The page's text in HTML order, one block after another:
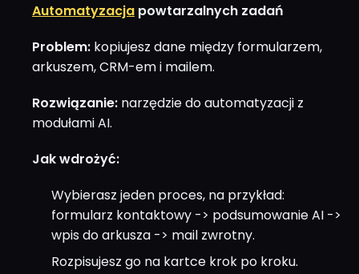
Automatyzacja powtarzalnych zadań
Problem: kopiujesz dane między formularzem,
arkuszem, CRM-em i mailem.
Rozwiązanie: narzędzie do automatyzacji z
modułami AI.
Jak wdrożyć:
Wybierasz jeden proces, na przykład:
formularz kontaktowy -> podsumowanie AI ->
wpis do arkusza -> mail zwrotny.
Rozpisujesz go na kartce krok po kroku.